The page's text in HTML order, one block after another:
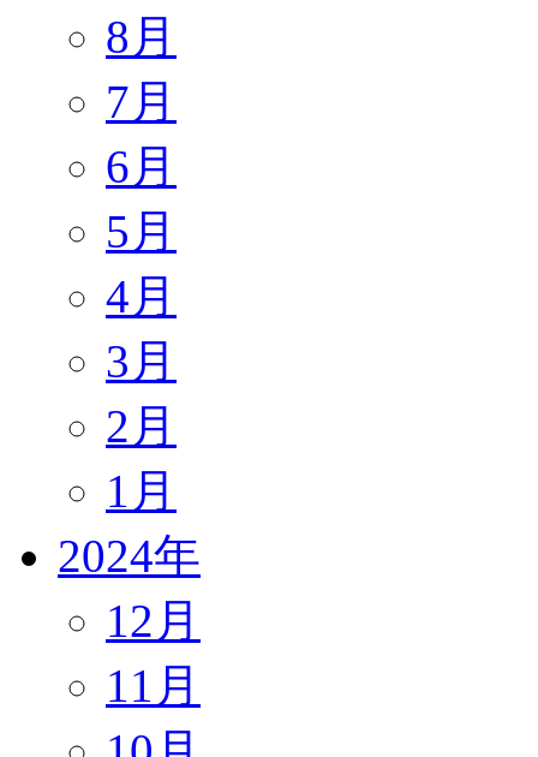
8月
7月
6月
5月
4月
3月
2月
1月
2024年
12月
11月